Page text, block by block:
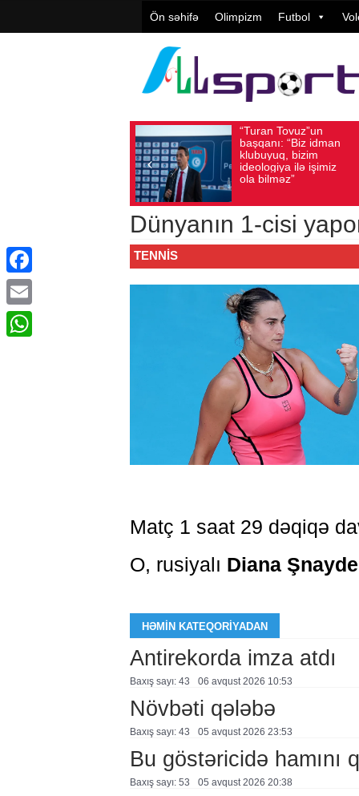
Ön səhifə Olimpizm Futbol
“Turan Tovuz”un
başqanı: “Biz idman
klubuyuq, bizim
ideologiya ilə işimiz
ola bilməz”
Baxış sayı: 186
Dünyanın 1-cisi
TENNIS
Matç 1 saat 29 dəqiqə
O, rusiyalı Diana
HƏMIN KATEQORIYADAN
Antirekorda imza atdı
Baxış sayı: 43 06 avqust 2026 10:53
Növbəti qələbə
Baxış sayı: 43 05 avqust 2026 23:53
Bu göstəricidə hamını
Baxış sayı: 53 05 avqust 2026 20:38
Facebook
Email